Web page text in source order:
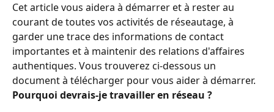
Cet article vous aidera à démarrer et à rester au
courant de toutes vos activités de réseautage, à
garder une trace des informations de contact
importantes et à maintenir des relations d'affaires
authentiques. Vous trouverez ci-dessous un
document à télécharger pour vous aider à démarrer.
Pourquoi devrais-je travailler en réseau ?